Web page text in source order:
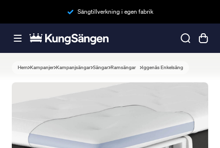
Sängtillverkning i egen fabrik
Hem Kampanjer Kampanjsängar Sängar Ramsängar Iggenäs Enkelsäng